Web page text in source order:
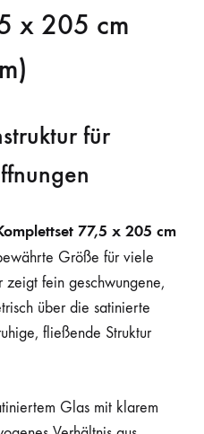
x 205 cm
für
77,5 x 205 cm
Größe für viele
zeigt fein geschwungene,
über die satinierte
fließende Struktur
Glas mit klarem